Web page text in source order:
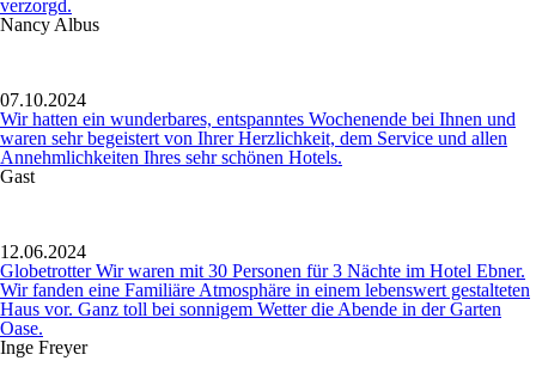
verzorgd.
Nancy Albus
07.10.2024
Wir hatten ein wunderbares, entspanntes Wochenende bei Ihnen und
waren sehr begeistert von Ihrer Herzlichkeit, dem Service und allen
Annehmlichkeiten Ihres sehr schönen Hotels.
Gast
12.06.2024
Globetrotter Wir waren mit 30 Personen für 3 Nächte im Hotel Ebner.
Wir fanden eine Familiäre Atmosphäre in einem lebenswert gestalteten
Haus vor. Ganz toll bei sonnigem Wetter die Abende in der Garten
Oase.
Inge Freyer